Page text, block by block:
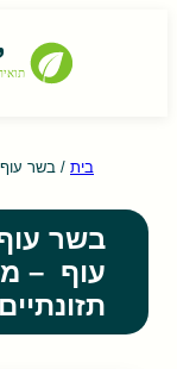
בית / בשר
בשר
עוף –